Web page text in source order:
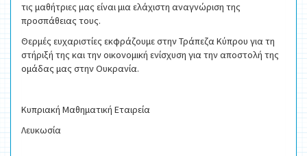
τις μαθήτριες μας είναι μια ελάχιστη αναγνώριση της
προσπάθειας τους.
Θερμές ευχαριστίες εκφράζουμε στην Τράπεζα Κύπρου για τη
στήριξή της και την οικονομική ενίσχυση για την αποστολή της
ομάδας μας στην Ουκρανία.
Κυπριακή Μαθηματική Εταιρεία
Λευκωσία